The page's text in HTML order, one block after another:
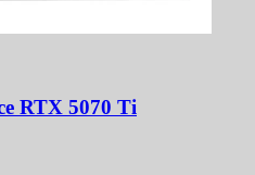
RTX 5070 Ti